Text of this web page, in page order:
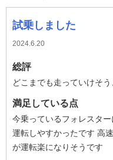
試乗しました
2024.6.20
総評
どこまでも走っていけそ
満足している点
今乗っているフォレスタ
運転しやすかったです 高
が運転楽になりそうです